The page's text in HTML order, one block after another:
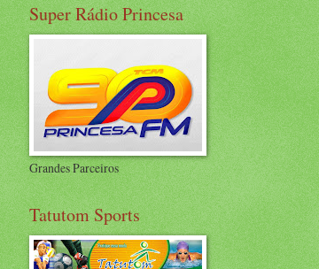
Super Rádio Princesa
Grandes Parceiros
Tatutom Sports